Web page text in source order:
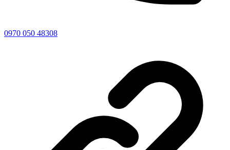
0970 050 48308